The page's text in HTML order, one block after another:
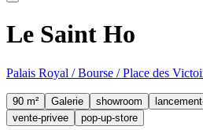
Le Saint Ho
Palais Royal / Bourse / Place des
90 m² Galerie showroom
vente-privee
pop-up-store